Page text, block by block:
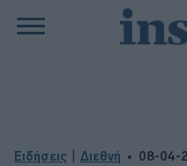
Ειδήσεις Διεθνή 08-04-